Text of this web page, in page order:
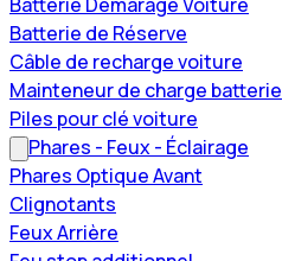
Batterie de Réserve
Câble de recharge voiture
Mainteneur de charge batterie
Piles pour clé voiture
Phares - Feux - Éclairage
Phares Optique Avant
Clignotants
Feux Arrière